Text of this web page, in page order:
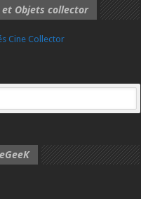
et Objets collector